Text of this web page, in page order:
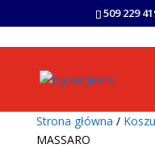
509 229
Strona główna /
MASSARO